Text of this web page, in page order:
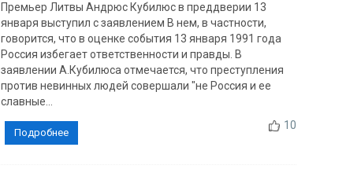
Премьер Литвы Андрюс Кубилюс в преддверии 13
января выступил с заявлением В нем, в частности,
говорится, что в оценке события 13 января 1991 года
Россия избегает ответственности и правды. В
заявлении А.Кубилюса отмечается, что преступления
против невинных людей совершали "не Россия и ее
славные...
10
Подробнее